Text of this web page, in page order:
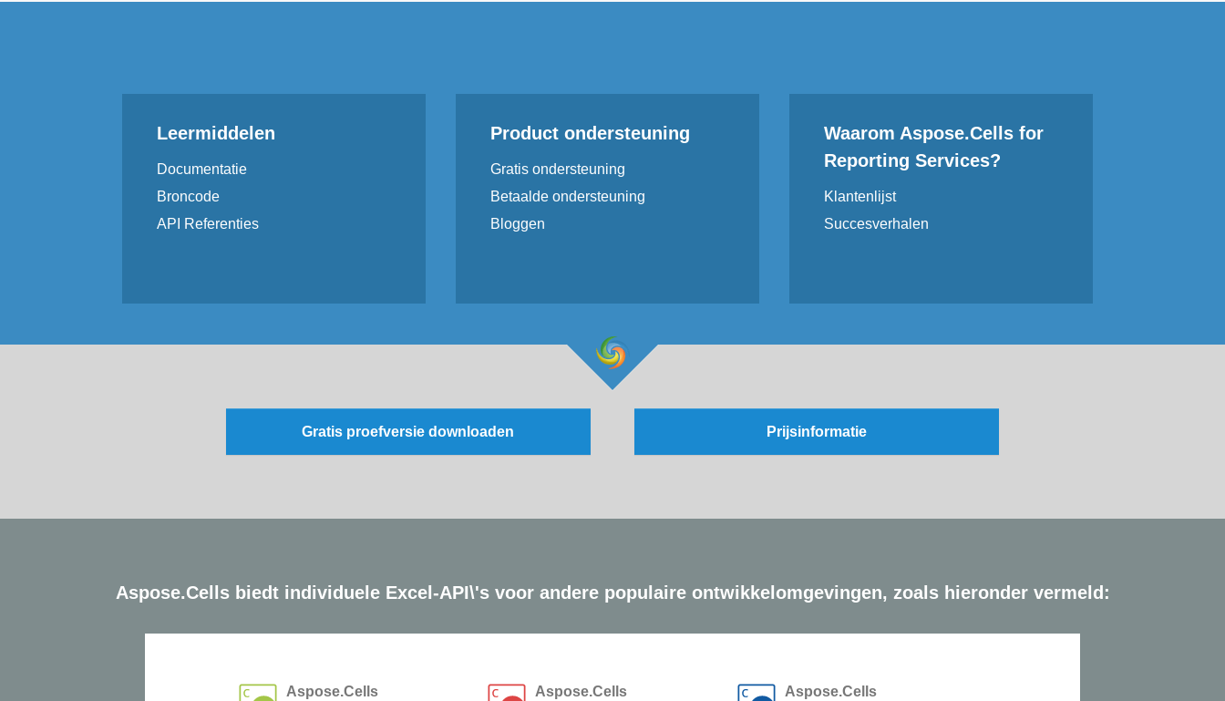
Leermiddelen
Documentatie
Broncode
API Referenties
Product ondersteuning
Gratis ondersteuning
Betaalde ondersteuning
Bloggen
Waarom Aspose.Cells for
Reporting Services?
Klantenlijst
Succesverhalen
Gratis proefversie downloaden Prijsinformatie
Aspose.Cells biedt individuele Excel-API\'s voor andere populaire ontwikkelomgevingen, zoals hieronder vermeld:
Aspose.Cells Aspose.Cells Aspose.Cells